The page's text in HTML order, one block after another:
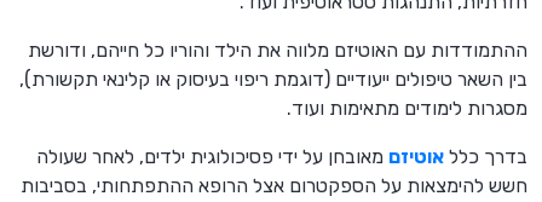
ההתמודדות עם האוטיזם מלווה את הילד והוריו כל חייהם, ודורשת
בין השאר טיפולים ייעודיים (דוגמת ריפוי בעיסוק או קלינאי תקשורת),
מסגרות לימודים מתאימות ועוד.
בדרך כלל אוטיזם מאובחן על ידי פסיכולוגית ילדים, לאחר שעולה
חשש להימצאות על הספקטרום אצל הרופא ההתפתחותי, בסביבות